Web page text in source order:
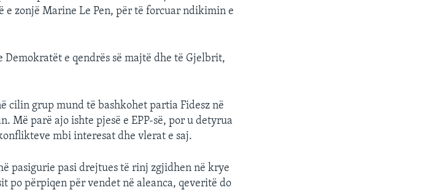
zonjë Marine Le Pen, për të forcuar ndikimin e
e qendrës së majtë dhe të Gjelbrit,
cilin grup mund të bashkohet partia Fidesz në
Më parë ajo ishte pjesë e EPP-së, por u detyrua
mbi interesat dhe vlerat e saj.
pasigurie pasi drejtues të rinj zgjidhen në krye
po përpiqen për vendet në aleanca, qeveritë do